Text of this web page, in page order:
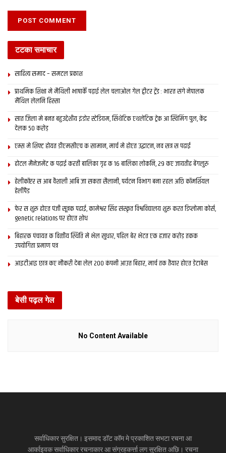
टटका समाचार
साहित्य समाद – समटल प्रकाश
प्राथमिक शि‍क्षा मे मैथि‍ली भाषाकेँ पढ़ाई लेल चलाओल गेल ट्वीटर ट्रेंड : भारत संगे नेपालक
मैथिल लेलनि हिस्सा
सात जिला मे बनत बहुउद्देशीय इंडोर स्‍टेडि‍यम, सिंथेटिक एथलेटिक ट्रेक आ स्विमिंग पुल, केंद्र
देलक 50 करोड़
एम्स मे शिफ्ट होयत डीएमसीएच क सामान, मार्च मे होएत उद्घाटन, नव सत्र स पढाई
होटल मैनेजमेंट क पढ़ाई करती बालिका गृह क 16 बालिका लोकनि, 29 कए जायतीह बेंगलुरु
हेलीकॉप्टर स आब वैशाली आबि जा सकता सैलानी, पर्यटन विभाग बना रहल अछि कॉमर्शियल
हेलीपैड
फेर स शुरू होएत पंजी सूत्रक पढाई, कामेश्वर सिंह संस्कृत विश्वविद्यालय शुरू करत डिप्लोमा कोर्स,
genetic relations पर होएत शोध
बिहारक पंचायत क वित्‍तीय स्थिति मे भेल सुधार, पहिल बेर भेटत एक हजार करोड़ तकक
उपयोगिता प्रमाण पत्र
आइटीआइ छात्र कए नौकरी देबा लेल 200 कंपनी आउत बिहार, मार्च तक तैयार होएत डेटाबेस
बेसी पढ़ल गेल
No Content Available
सर्वाधिकार सुरक्षित। इसमाद डॉट कॉम मे प्रकाशित सभटा रचना आ
आर्काइवक सर्वाधिकार रचनाकार आ संग्रहकर्त्ता लग सुरक्षित अछि। रचना